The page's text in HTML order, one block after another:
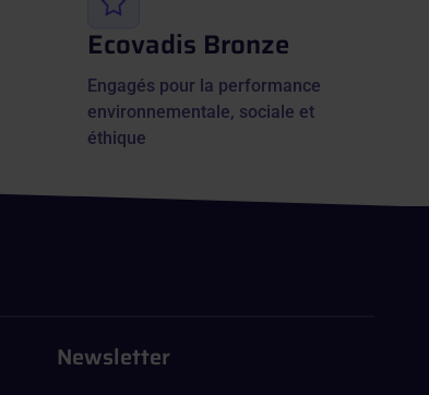
Ecovadis Bronze
Engagés pour la performance
environnementale, sociale et
éthique
Newsletter